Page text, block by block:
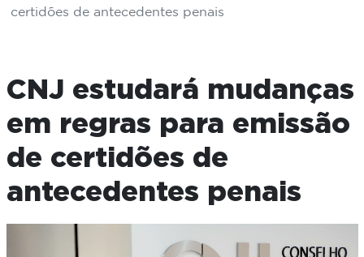
certidões de antecedentes penais
CNJ estudará mudanças
em regras para emissão
de certidões de
antecedentes penais